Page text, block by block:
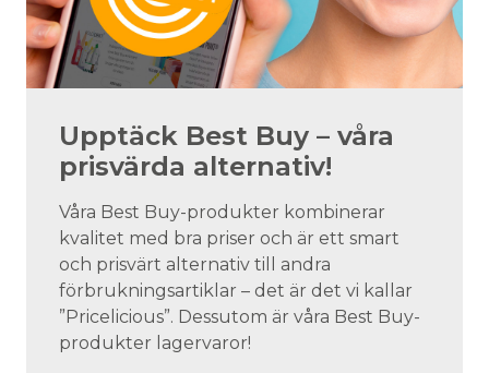
Upptäck Best Buy – våra
prisvärda alternativ!
Våra Best Buy-produkter kombinerar
kvalitet med bra priser och är ett smart
och prisvärt alternativ till andra
förbrukningsartiklar – det är det vi kallar
”Pricelicious”. Dessutom är våra Best Buy-
produkter lagervaror!